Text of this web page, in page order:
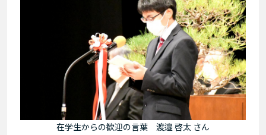
在学生からの歓迎の言葉 渡邉 啓太 さん